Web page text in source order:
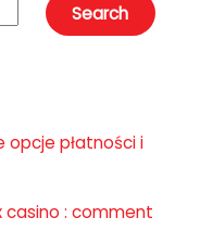
Search
opcje płatności i
casino : comment